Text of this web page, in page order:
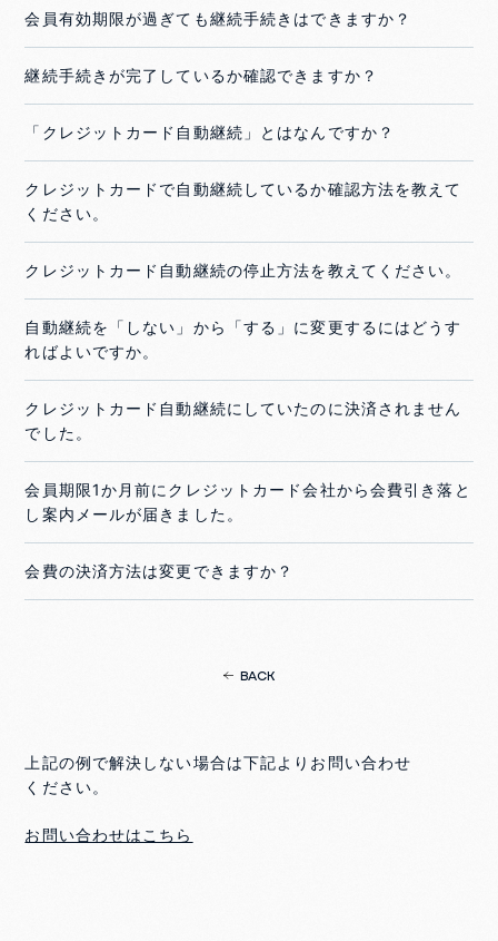
会員有効期限が過ぎても継続手続きはできますか？
継続手続きが完了しているか確認できますか？
「クレジットカード自動継続」とはなんですか？
クレジットカードで自動継続しているか確認方法を教えて
ください。
クレジットカード自動継続の停止方法を教えてください。
自動継続を「しない」から「する」に変更するにはどうす
ればよいですか。
クレジットカード自動継続にしていたのに決済されません
でした。
会員期限1か月前にクレジットカード会社から会費引き落と
し案内メールが届きました。
会費の決済方法は変更できますか？
BACK
上記の例で解決しない場合は下記よりお問い合わせ
ください。
お問い合わせはこちら